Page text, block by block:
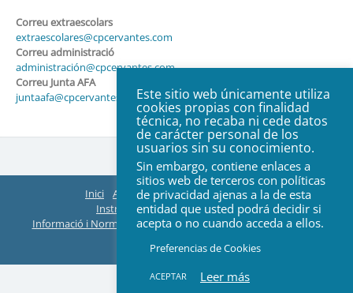
Correu extraescolars
extraescolares@cpcervantes.com
Correu administració
administración@cpcervantes.com
Correu Junta AFA
juntaafa@cpcervantes.com
Inici AFA Organització
ACTES Juntes
Instruccions EasyManager i Teams
Informació i Normes de Extraescolars
Web Col·legi
Contacte
© 2026 All rights reserved
Este sitio web únicamente utiliza
cookies propias con finalidad
técnica, no recaba ni cede datos
de carácter personal de los
usuarios sin su conocimiento.
Sin embargo, contiene enlaces a
sitios web de terceros con políticas
de privacidad ajenas a la de esta
entidad que usted podrá decidir si
acepta o no cuando acceda a ellos.
Preferencias de Cookies
ACEPTAR Leer más